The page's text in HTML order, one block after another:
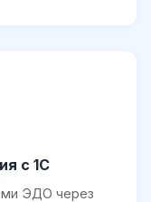
с 1С
ЭДО через